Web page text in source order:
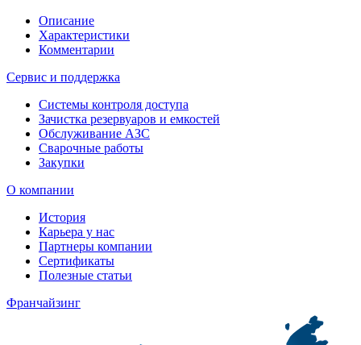
Описание
Характеристики
Комментарии
Сервис и поддержка
Системы контроля доступа
Зачистка резервуаров и емкостей
Обслуживание АЗС
Сварочные работы
Закупки
О компании
История
Карьера у нас
Партнеры компании
Сертификаты
Полезные статьи
Франчайзинг